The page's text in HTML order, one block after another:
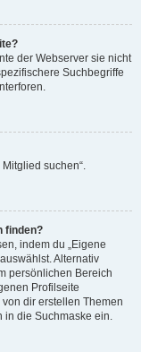
der Webserver sie nicht
Suchbegriffe
suchen“.
finden?
indem du „Eigene
Alternativ
persönlichen Bereich
Profilseite
dir erstellen Themen
in die Suchmaske ein.